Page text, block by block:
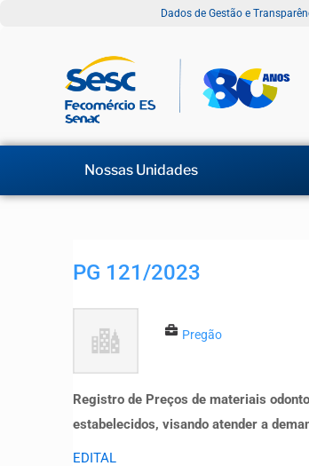
Dados de Gestão e
Nossas Unidades
PG 121/2023
Pregão
Registro de Preços de materiais
estabelecidos, visando atender a
EDITAL